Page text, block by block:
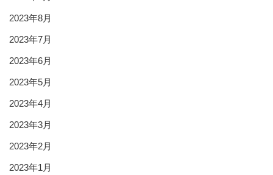
2023年8月
2023年7月
2023年6月
2023年5月
2023年4月
2023年3月
2023年2月
2023年1月